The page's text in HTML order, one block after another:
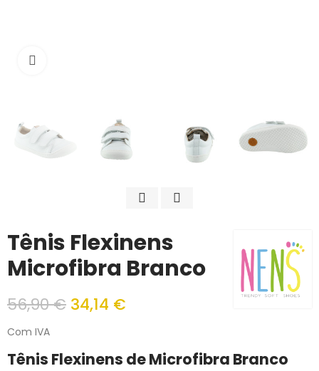
Tênis Flexinens
Microfibra Branco
56,90 € 34,14 €
Com IVA
Tênis Flexinens de Microfibra Branco